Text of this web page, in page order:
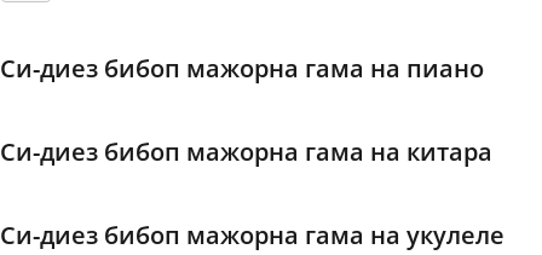
Си-диез бибоп мажорна гама на пиано
Си-диез бибоп мажорна гама на китара
Си-диез бибоп мажорна гама на укулеле